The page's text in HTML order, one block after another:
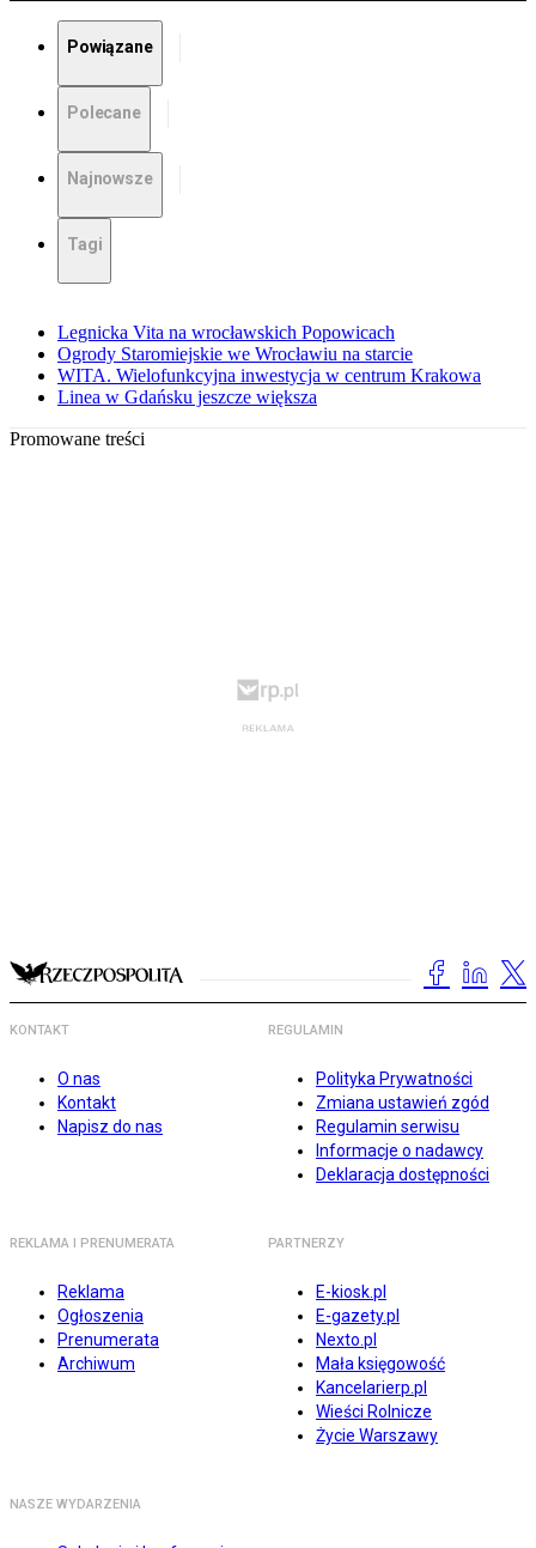
Powiązane
Polecane
Najnowsze
Tagi
Legnicka Vita na wrocławskich Popowicach
Ogrody Staromiejskie we Wrocławiu na starcie
WITA. Wielofunkcyjna inwestycja w centrum Krakowa
Linea w Gdańsku jeszcze większa
Promowane treści
KONTAKT
O nas
Kontakt
Napisz do nas
REGULAMIN
Polityka Prywatności
Zmiana ustawień zgód
Regulamin serwisu
Informacje o nadawcy
Deklaracja dostępności
REKLAMA I PRENUMERATA
Reklama
Ogłoszenia
Prenumerata
Archiwum
PARTNERZY
E-kiosk.pl
E-gazety.pl
Nexto.pl
Mała księgowość
Kancelarierp.pl
Wieści Rolnicze
Życie Warszawy
NASZE WYDARZENIA